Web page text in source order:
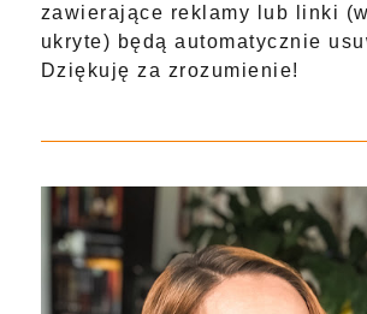
zawierające reklamy lub linki
ukryte) będą automatycznie
Dziękuję za zrozumienie!